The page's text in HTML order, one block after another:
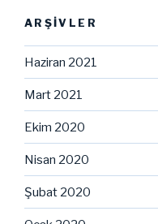
ARŞIVLER
Haziran 2021
Mart 2021
Ekim 2020
Nisan 2020
Şubat 2020